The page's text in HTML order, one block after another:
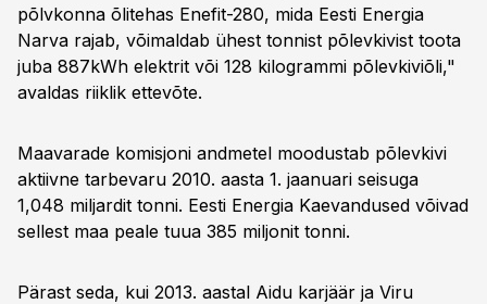
põlvkonna õlitehas Enefit-280, mida Eesti Energia
Narva rajab, võimaldab ühest tonnist põlevkivist toota
juba 887kWh elektrit või 128 kilogrammi põlevkiviõli,"
avaldas riiklik ettevõte.
Maavarade komisjoni andmetel moodustab põlevkivi
aktiivne tarbevaru 2010. aasta 1. jaanuari seisuga
1,048 miljardit tonni. Eesti Energia Kaevandused võivad
sellest maa peale tuua 385 miljonit tonni.
Pärast seda, kui 2013. aastal Aidu karjäär ja Viru